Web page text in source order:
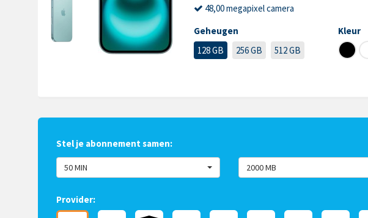
48,00 megapixel camera
Geheugen
128 GB
256 GB 512 GB
Kleur
Stel je abonnement samen:
50 MIN 2000 MB
Provider: